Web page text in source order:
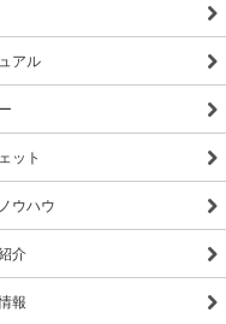
大バトル！
よう！
見の本格カードバト
ぐ無料でダウンロー
アル
ット
ウハウ
介
報